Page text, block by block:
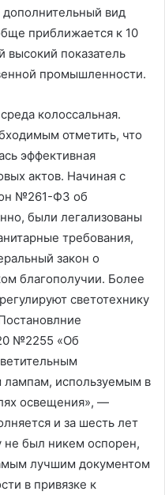
дополнительный вид
приближается к 10
высокий показатель
промышленности.
колоссальная.
отметить, что
эффективная
актов. Начиная с
№261-ФЗ об
были легализованы
требования,
закон о
благополучии. Более
светотехнику
№2255 «Об
лампам, используемым в
освещения», —
и за шесть лет
не был никем оспорен,
лучшим документом
в привязке к